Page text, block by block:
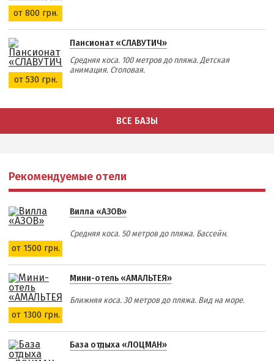
от 800 грн.
от 530 грн.
Пансионат «СЛАВУТИЧ»
Средняя коса. 100 метров до пляжа. Детская
анимация. Столовая.
ВСЕ БАЗЫ
Рекомендуемые отели
от 1500 грн.
Вилла «АЗОВ»
Средняя коса. 50 метров до пляжа. Бассейн.
от 1300 грн.
Мини-отель «АМАЛЬТЕЯ»
Ближняя коса. 30 метров до пляжа. Вид на море.
База отдыха «ЛОЦМАН»